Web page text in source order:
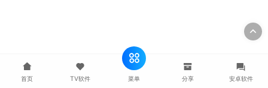
首页 TV软件 菜单 分享 安卓软件